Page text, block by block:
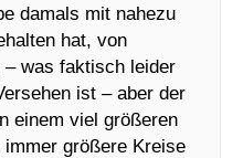
damals mit nahezu
hat, von
– was faktisch leider
ist – aber der
einem viel größeren
größere Kreise